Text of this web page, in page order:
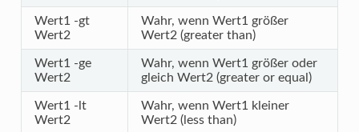
Wert1 -gt
Wert2
Wahr, wenn Wert1 größer
Wert2 (greater than)
Wert1 -ge
Wert2
Wahr, wenn Wert1 größer oder
gleich Wert2 (greater or equal)
Wert1 -lt
Wert2
Wahr, wenn Wert1 kleiner
Wert2 (less than)